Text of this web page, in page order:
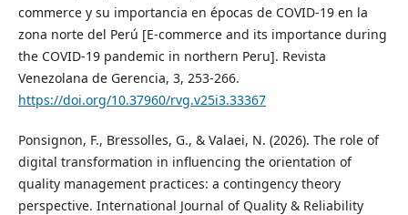
commerce y su importancia en épocas de COVID-19 en la
zona norte del Perú [E-commerce and its importance during
the COVID-19 pandemic in northern Peru]. Revista
Venezolana de Gerencia, 3, 253-266.
https://doi.org/10.37960/rvg.v25i3.33367
Ponsignon, F., Bressolles, G., & Valaei, N. (2026). The role of
digital transformation in influencing the orientation of
quality management practices: a contingency theory
perspective. International Journal of Quality & Reliability